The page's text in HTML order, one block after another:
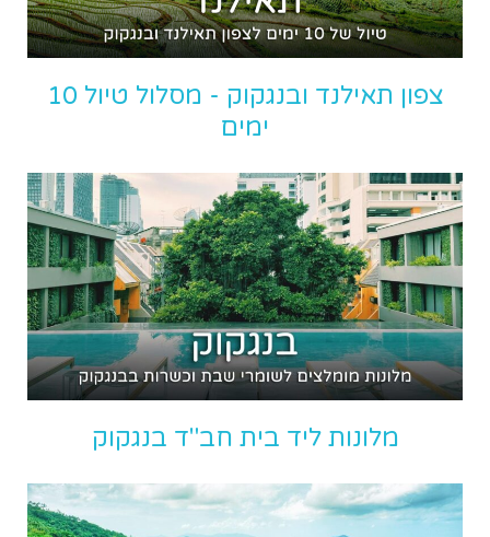
צפון תאילנד ובנגקוק - מסלול טיול 10
ימים
מלונות ליד בית חב"ד בנגקוק